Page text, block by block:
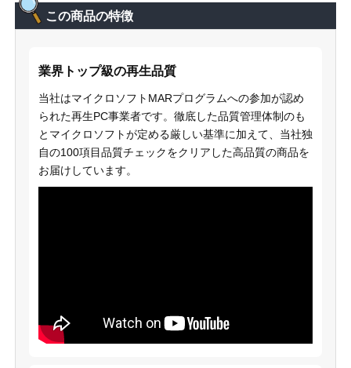
この商品の特徴
業界トップ級の再生品質
当社はマイクロソフトMARプログラムへの参加が認め
られた再生PC事業者です。徹底した品質管理体制のも
とマイクロソフトが定める厳しい基準に加えて、当社独
自の100項目品質チェックをクリアした高品質の商品を
お届けしています。